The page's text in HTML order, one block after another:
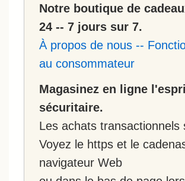
Notre boutique de
24 -- 7 jours sur 7.
À propos de nous --
au consommateur
Magasinez en ligne
sécuritaire.
Les achats
Voyez le https et le
navigateur Web